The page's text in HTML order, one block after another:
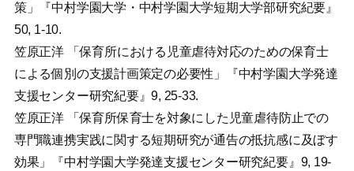
策」『中村学園大学・中村学園大学短期大学部研究紀要』
50, 1-10.
笠原正洋 「保育所における児童虐待対応のための保育士
による個別の支援計画策定の必要性」『中村学園大学発達
支援センター研究紀要』9, 25-33.
笠原正洋 「保育所保育士を対象にした児童虐待防止での
専門職連携実践に関する短期研究が通告の抵抗感に及ぼす
効果」『中村学園大学発達支援センター研究紀要』9, 19-